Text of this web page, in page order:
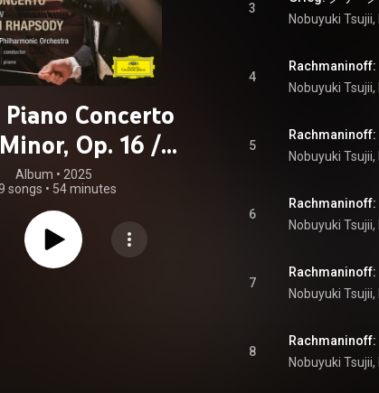
Concerto
Op. 16 /
on a Theme
Op. 43
Album • 2025
songs • 54 minutes
3
Nobuyuki Tsujii,
4
Nobuyuki Tsujii,
5
Nobuyuki Tsujii,
6
Nobuyuki Tsujii,
7
Nobuyuki Tsujii,
8
Nobuyuki Tsujii,